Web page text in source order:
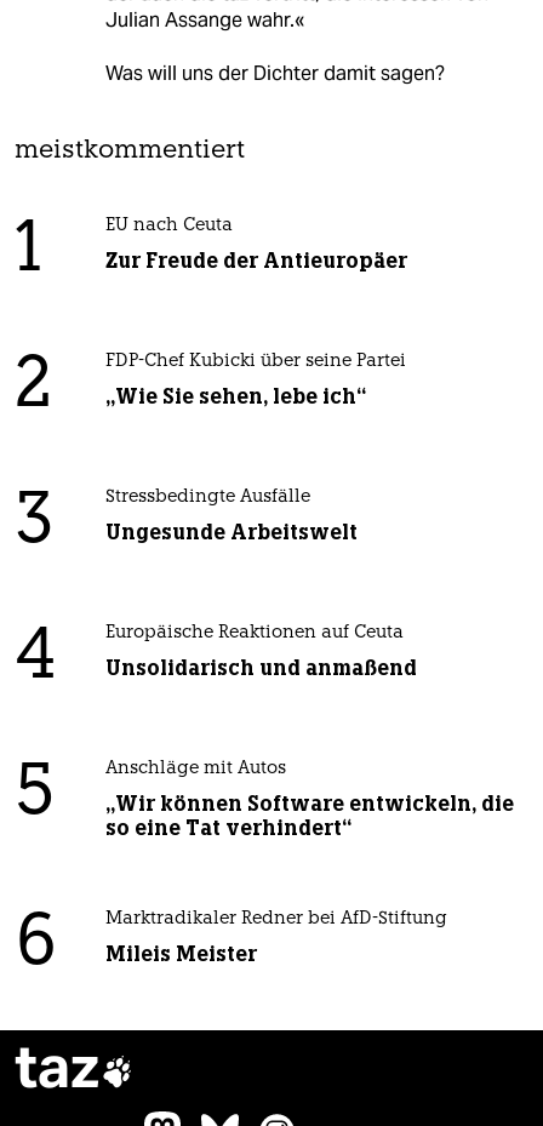
Julian Assange wahr.«
Was will uns der Dichter damit sagen?
meistkommentiert
1 EU nach Ceuta
Zur Freude der Antieuropäer
2 FDP-Chef Kubicki über seine Partei
„Wie Sie sehen, lebe ich“
3 Stressbedingte Ausfälle
Ungesunde Arbeitswelt
4 Europäische Reaktionen auf Ceuta
Unsolidarisch und anmaßend
5 Anschläge mit Autos
„Wir können Software entwickeln, die
so eine Tat verhindert“
6 Marktradikaler Redner bei AfD-Stiftung
Mileis Meister
taz